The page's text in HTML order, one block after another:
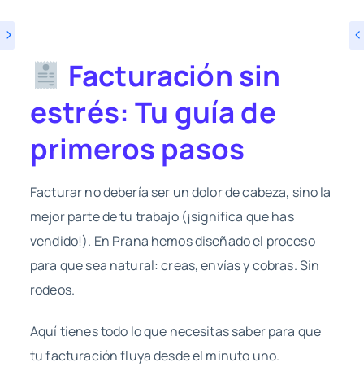
Facturación sin
estrés: Tu guía de
primeros pasos
Facturar no debería ser un dolor de cabeza, sino la
mejor parte de tu trabajo (¡significa que has
vendido!). En Prana hemos diseñado el proceso
para que sea natural: creas, envías y cobras. Sin
rodeos.
Aquí tienes todo lo que necesitas saber para que
tu facturación fluya desde el minuto uno.